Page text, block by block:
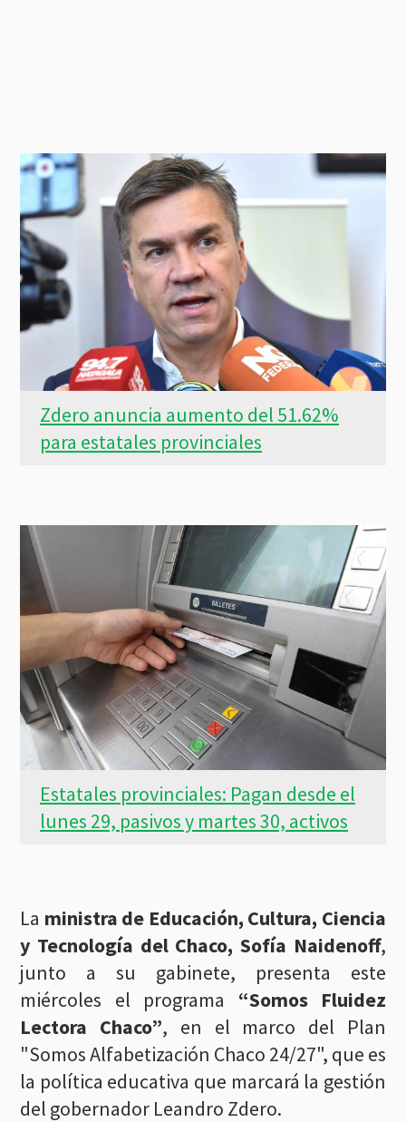
Zdero anuncia aumento del 51.62%
para estatales provinciales
Estatales provinciales: Pagan desde el
lunes 29, pasivos y martes 30, activos
La ministra de Educación, Cultura, Ciencia
y Tecnología del Chaco, Sofía Naidenoff,
junto a su gabinete, presenta este
miércoles el programa “Somos Fluidez
Lectora Chaco”, en el marco del Plan
"Somos Alfabetización Chaco 24/27", que es
la política educativa que marcará la gestión
del gobernador Leandro Zdero.